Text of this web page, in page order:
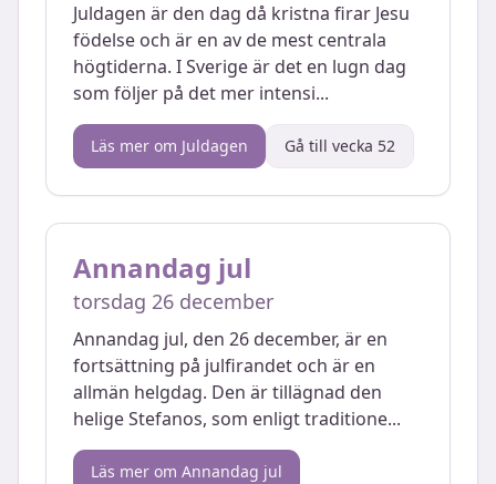
Juldagen är den dag då kristna firar Jesu
födelse och är en av de mest centrala
högtiderna. I Sverige är det en lugn dag
som följer på det mer intensi...
Läs mer om Juldagen Gå till vecka 52
Annandag jul
torsdag 26 december
Annandag jul, den 26 december, är en
fortsättning på julfirandet och är en
allmän helgdag. Den är tillägnad den
helige Stefanos, som enligt traditione...
Läs mer om Annandag jul